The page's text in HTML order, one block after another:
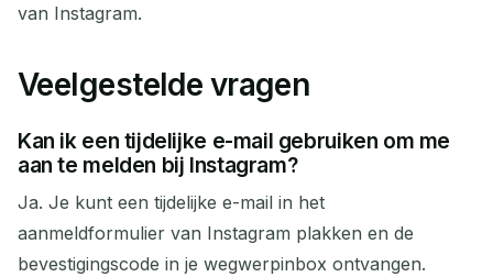
van Instagram.
Veelgestelde vragen
Kan ik een tijdelijke e-mail gebruiken om me
aan te melden bij Instagram?
Ja. Je kunt een tijdelijke e-mail in het
aanmeldformulier van Instagram plakken en de
bevestigingscode in je wegwerpinbox ontvangen.